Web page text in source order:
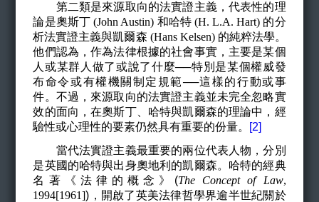
第二類是來源取向的法實證主義，代表性的理
論是奧斯丁(John Austin) 和哈特(H. L.A. Hart) 的分
析法實證主義與凱爾森 (Hans Kelsen) 的純粹法學。
他們認為，作為法律根據的社會事實，主要是某個
人或某群人做了或說了什麼──特別是某個權威發
布命令或有權機關制定規範──這樣的行動或事
件。不過，來源取向的法實證主義並未完全忽略實
效的面向，在奧斯丁、哈特與凱爾森的理論中，經
驗性或心理性的要素仍然具有重要的份量。 [2]
當代法實證主義最重要的兩位代表人物，分別
是英國的哈特與出身奧地利的凱爾森。哈特的經典
名著《法律的概念》(The Concept of Law,
1994[1961]) ，開啟了英美法律哲學界逾半世紀關於